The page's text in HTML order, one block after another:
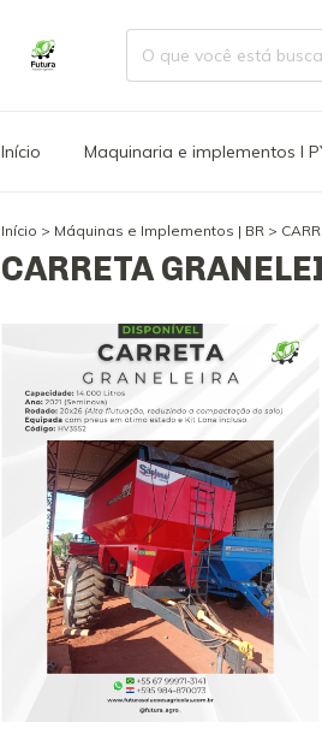
Início Maquinaria e implementos l
Início > Máquinas e Implementos | BR >
CARRETA